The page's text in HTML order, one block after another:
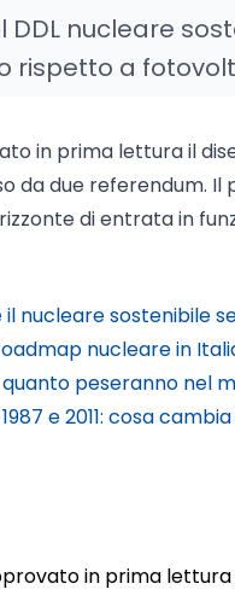
DDL nucleare
rispetto a
in prima lettura il
da due referendum.
di entrata in
il nucleare sostenibile
nucleare in
quanto peseranno nel
e 2011: cosa
in prima